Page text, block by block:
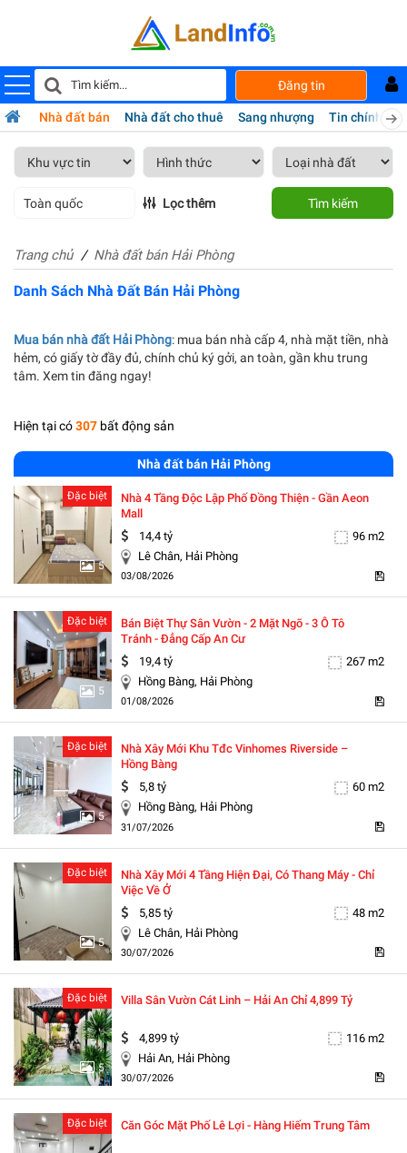
Đăng tin
Nhà đất bán Nhà đất cho thuê Sang nhượng Tin chính chủ
Toàn quốc Lọc thêm Tìm kiếm
Trang chủ Nhà đất bán Hải Phòng
Danh Sách Nhà Đất Bán Hải Phòng
Mua bán nhà đất Hải Phòng: mua bán nhà cấp 4, nhà mặt tiền, nhà
hẻm, có giấy tờ đầy đủ, chính chủ ký gởi, an toàn, gần khu trung
tâm. Xem tin đăng ngay!
Hiện tại có307 bất động sản
Nhà đất bán Hải Phòng
5
Đặc biệt
Nhà 4 Tầng Độc Lập Phố Đồng Thiện - Gần Aeon
Mall
14,4 tỷ
96 m2
Lê Chân, Hải Phòng
03/08/2026
5
Đặc biệt
Bán Biệt Thự Sân Vườn - 2 Mặt Ngõ - 3 Ô Tô
Tránh - Đẳng Cấp An Cư
19,4 tỷ
267 m2
Hồng Bàng, Hải Phòng
01/08/2026
5
Đặc biệt
Nhà Xây Mới Khu Tđc Vinhomes Riverside –
Hồng Bàng
5,8 tỷ
60 m2
Hồng Bàng, Hải Phòng
31/07/2026
5
Đặc biệt
Nhà Xây Mới 4 Tầng Hiện Đại, Có Thang Máy - Chỉ
Việc Về Ở
5,85 tỷ
48 m2
Lê Chân, Hải Phòng
30/07/2026
5
Đặc biệt Villa Sân Vườn Cát Linh – Hải An Chỉ 4,899 Tỷ
4,899 tỷ
116 m2
Hải An, Hải Phòng
30/07/2026
Đặc biệt Căn Góc Mặt Phố Lê Lợi - Hàng Hiếm Trung Tâm